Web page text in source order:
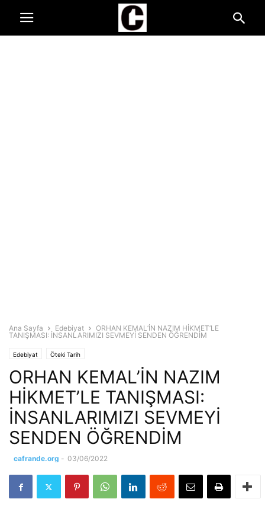
Ana Sayfa Edebiyat
ORHAN KEMAL’İN NAZIM HİKMET’LE
TANIŞMASI: İNSANLARIMIZI SEVMEYİ SENDEN ÖĞRENDİM
Edebiyat Öteki Tarih
ORHAN KEMAL’İN NAZIM
HİKMET’LE TANIŞMASI:
İNSANLARIMIZI SEVMEYİ
SENDEN ÖĞRENDİM
cafrande.org - 03/06/2022